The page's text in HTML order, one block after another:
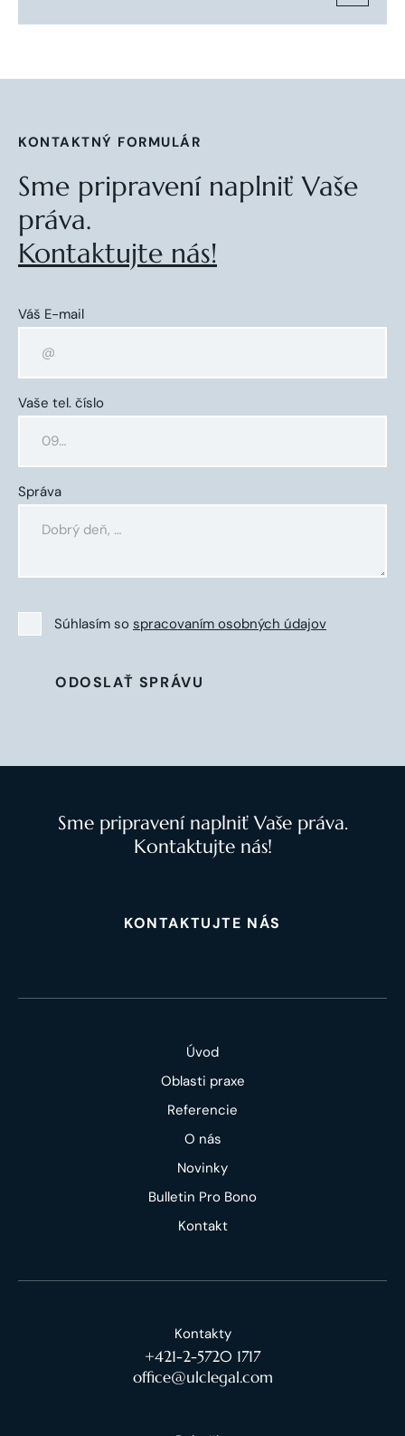
KONTAKTNÝ FORMULÁR
Sme pripravení naplniť Vaše
práva.
Kontaktujte nás!
Váš E-mail
Vaše tel. číslo
Správa
Súhlasím so spracovaním osobných údajov
ODOSLAŤ SPRÁVU
Sme pripravení naplniť Vaše práva.
Kontaktujte nás!
KONTAKTUJTE NÁS
Úvod
Oblasti praxe
Referencie
O nás
Novinky
Bulletin Pro Bono
Kontakt
Kontakty
+421-2-5720 1717
office@ulclegal.com